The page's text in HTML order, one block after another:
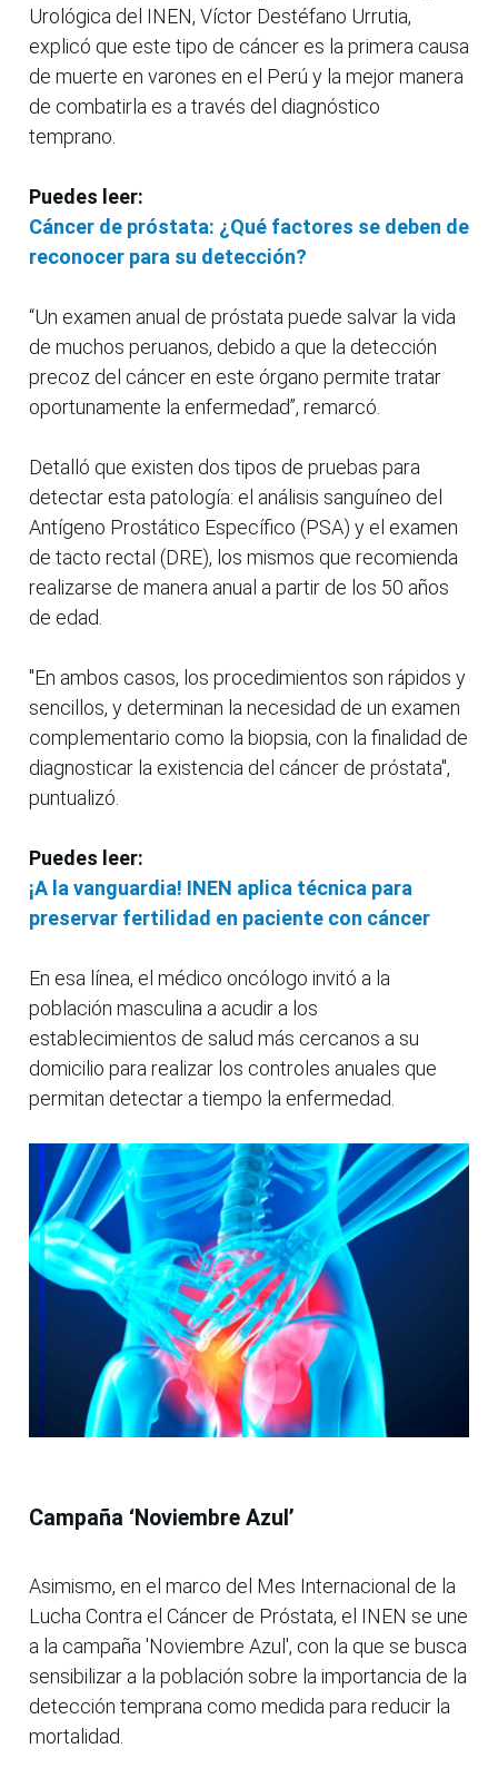
Urológica del INEN, Víctor Destéfano Urrutia,
explicó que este tipo de cáncer es la primera causa
de muerte en varones en el Perú y la mejor manera
de combatirla es a través del diagnóstico
temprano.
Puedes leer:
Cáncer de próstata: ¿Qué factores se deben de
reconocer para su detección?
“Un examen anual de próstata puede salvar la vida
de muchos peruanos, debido a que la detección
precoz del cáncer en este órgano permite tratar
oportunamente la enfermedad”, remarcó.
Detalló que existen dos tipos de pruebas para
detectar esta patología: el análisis sanguíneo del
Antígeno Prostático Específico (PSA) y el examen
de tacto rectal (DRE), los mismos que recomienda
realizarse de manera anual a partir de los 50 años
de edad.
"En ambos casos, los procedimientos son rápidos y
sencillos, y determinan la necesidad de un examen
complementario como la biopsia, con la finalidad de
diagnosticar la existencia del cáncer de próstata",
puntualizó.
Puedes leer:
¡A la vanguardia! INEN aplica técnica para
preservar fertilidad en paciente con cáncer
En esa línea, el médico oncólogo invitó a la
población masculina a acudir a los
establecimientos de salud más cercanos a su
domicilio para realizar los controles anuales que
permitan detectar a tiempo la enfermedad.
Campaña ‘Noviembre Azul’
Asimismo, en el marco del Mes Internacional de la
Lucha Contra el Cáncer de Próstata, el INEN se une
a la campaña 'Noviembre Azul', con la que se busca
sensibilizar a la población sobre la importancia de la
detección temprana como medida para reducir la
mortalidad.